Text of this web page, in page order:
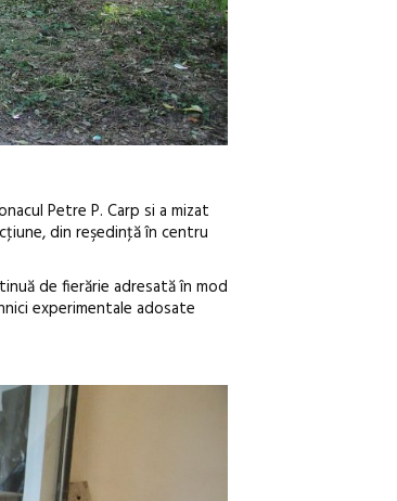
Petre P. Carp si a mizat
din reşedinţă în centru
de fierărie adresată în mod
experimentale adosate